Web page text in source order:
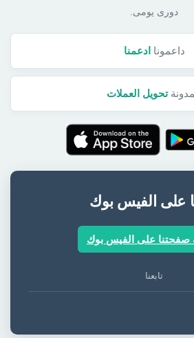
دورى يومى.
داعمونا ادعمنا
تحويل العملات
على الفيس بوك
صفحتنا على الفيس بوك
تابعنا